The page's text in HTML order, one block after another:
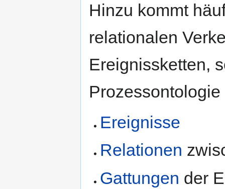
Hinzu kommt
relationalen
Ereignissketten,
Ereignisse
Relationen
Gattungen der